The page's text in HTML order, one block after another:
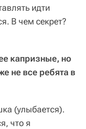
идти
В чем секрет?
капризные, но
не все ребята в
(улыбается).
что я